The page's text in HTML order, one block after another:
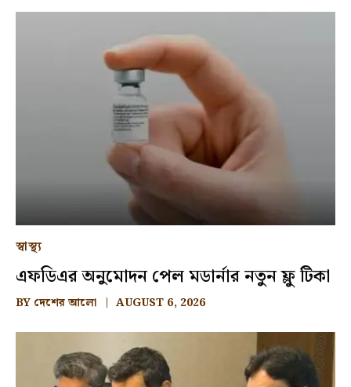
স্বাস্থ্য
এফডিএর অনুমোদন পেল মডার্নার নতুন ফ্লু টিকা
BY দেশের আলো AUGUST 6, 2026